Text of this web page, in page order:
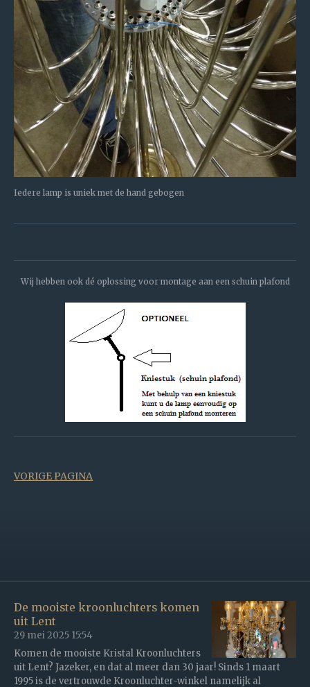
Iedere lamp is uniek met de hand gebogen
Wij hebben ook dé oplossing voor montage aan een schuin plafond
VORIGE PAGINA
De mooiste kroonluchters komen
uit Lent
29 mei 2025 15:54
Komen de mooiste Kristal Kroonluchters
uit Lent? Jazeker, en dat al meer dan 30 jaar! Sinds 1 maart
1995 is de vertrouwde Kroonluchter-winkel namelijk al